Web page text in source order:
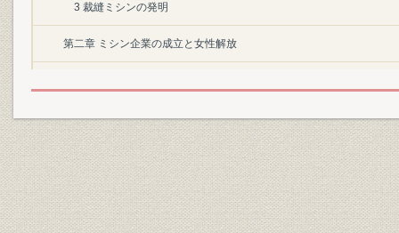
3 裁縫ミシンの発明
第二章 ミシン企業の成立と女性解放
2 アメリカのミシンメーカー
3 ヨーロッパのミシンメーカー
4 ミシンと女性解放
第三章 日本へ渡来した裁縫ミシン